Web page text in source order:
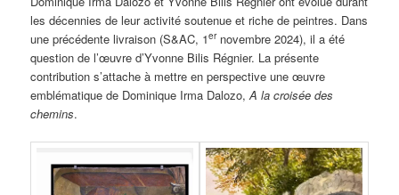
les décennies de leur activité soutenue et riche de peintres. Dans
une précédente livraison (S&AC, 1ernovembre 2024), il a été
question de l’œuvre d’Yvonne Bilis Régnier. La présente
contribution s’attache à mettre en perspective une œuvre
emblématique de Dominique Irma Dalozo,A la croisée des
chemins.